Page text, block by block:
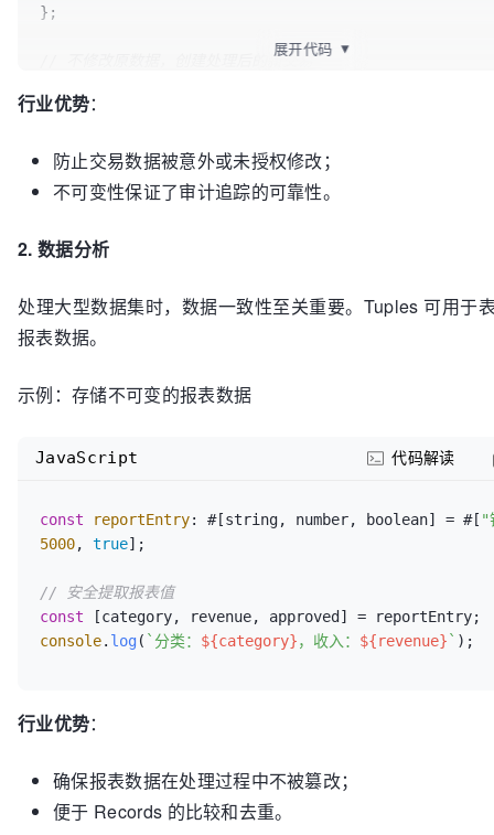
};
// 不修改原数据，创建处理后的新交易
true };
console. log(processedTransaction.
展开代码 ▼
行业优势：
防止交易数据被意外或未授权修改；
不可变性保证了审计追踪的可靠性。
2. 数据分析
处理大型数据集时，数据一致性至关重要。Tuples 可用于
报表数据。
示例：存储不可变的报表数据
const reportEntry: #[string, number, boolean] = #[ "
5000, true];
// 安全提取报表值
const
console. log ( `分类： ${category}，收入： ${revenue} `
JavaScript 代码解读
行业优势：
确保报表数据在处理过程中不被篡改；
便于 Records 的比较和去重。